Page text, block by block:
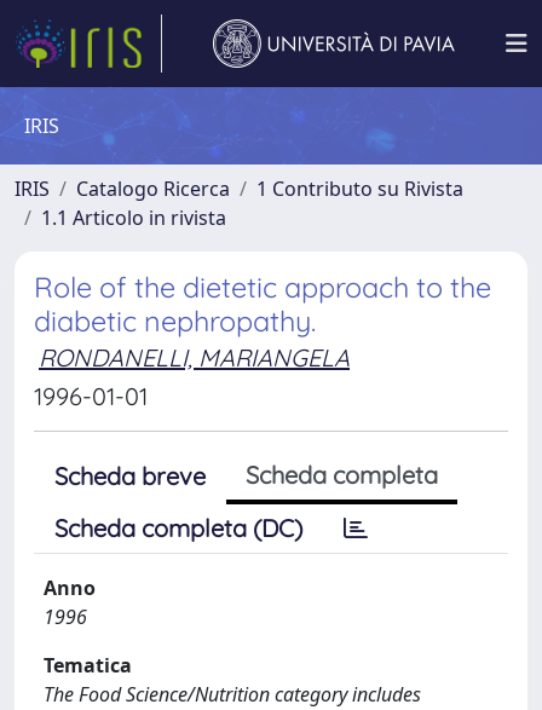
IRIS
IRIS Catalogo Ricerca
1 Contributo su Rivista
1.1 Articolo in rivista
Role of the dietetic approach to the
diabetic nephropathy.
RONDANELLI, MARIANGELA
1996-01-01
Scheda breve
Scheda completa
Scheda completa (DC)
Anno
1996
Tematica
The Food Science/Nutrition category includes